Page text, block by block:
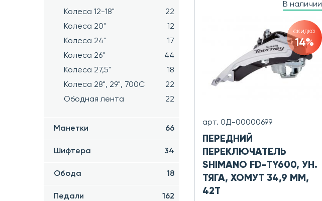
Колеса 12-18"
22
Колеса 20"
12
Колеса 24"
17
Колеса 26"
44
Колеса 27,5"
18
Колеса 28", 29", 700С
22
Ободная лента
22
Манетки 66
Шифтера 34
Обода 18
Педали 162
В наличии
скидка
14%
арт. 0Д-00000699
ПЕРЕДНИЙ
ПЕРЕКЛЮЧАТЕЛЬ
SHIMANO FD-TY600, УН.
ТЯГА, ХОМУТ 34,9 ММ,
42T